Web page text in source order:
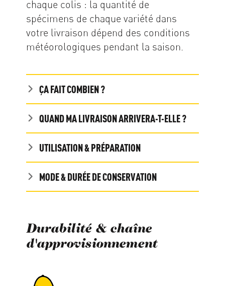
chaque colis : la quantité de
spécimens de chaque variété dans
votre livraison dépend des conditions
météorologiques pendant la saison.
ÇA FAIT COMBIEN ?
QUAND MA LIVRAISON ARRIVERA-T-ELLE ?
UTILISATION & PRÉPARATION
MODE & DURÉE DE CONSERVATION
Durabilité & chaîne
d'approvisionnement